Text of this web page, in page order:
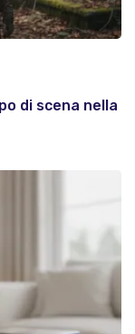
di scena nella